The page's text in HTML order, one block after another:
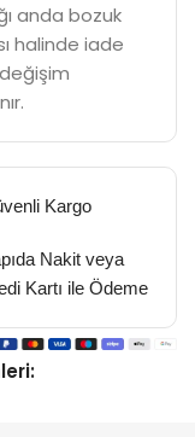
anda bozuk
halinde iade
Kargo
Nakit veya
Kartı ile Ödeme